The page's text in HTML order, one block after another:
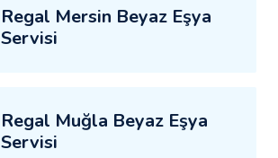
Regal Mersin Beyaz Eşya
Servisi
Regal Muğla Beyaz Eşya
Servisi